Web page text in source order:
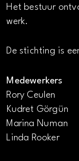
Het bestuur
werk.
De stichting is
Medewerkers
Rory Ceulen
Kudret Görgün
Marina Numan
Linda Rooker